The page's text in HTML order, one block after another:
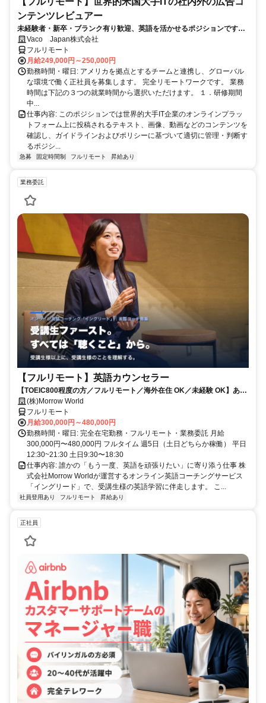
ンテンツレビュアー
未経験者・新卒・ブランク有り歓迎、英語を活かせるポジションです。
完全リモート
Vaco Japan株式会社
フルリモート
月給249,000円～250,000円
勤務時間・曜日: アメリカを拠点とするチームと連携し、グローバル
な環境で働く正社員を募集します。 完全リモートワークです。 業務
時間は下記の３つの就業時間から選択いただけます。 １．研修期間
中...
仕事内容: このポジションでは世界的大手IT企業のオンラインプラッ
トフォーム上に投稿されるテキスト、画像、動画などのコンテンツを
確認し、ガイドラインおよびポリシーに基づいて適切に管理・判断す
るポジシ...
急募 固定時間制 フルリモート 昇給あり
業務委託
【フルリモート】英語カウンセラー
【TOEIC800程度の方／フルリモート／海外在住 OK／未経験 OK】あな
たが英語学習で経験した失敗も成功も。すべてが、受講生の人生を変え
るお仕事です。
(株)Morrow World
フルリモート
月給300,000円～480,000円
勤務時間・曜日: 完全在宅勤務・フルリモート・業務委託 月給
300,000円〜480,000円 フルタイム 週5日（土日どちらか稼働） 平日
12:30~21:30 土日9:30〜18:30
仕事内容: 誰かの「もう一度、英語を頑張りたい」に寄り添う仕事 株
式会社Morrow Worldが運営するオンライン英語コーチングサービス
「イングリード」で、受講生様の英語学習に伴走します。 こ...
社員登用あり フルリモート 昇給あり
正社員